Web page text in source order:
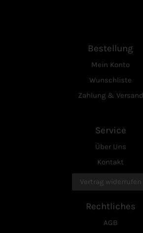
Bestellung
Mein Konto
Wunschliste
Zahlung & Versand
Service
Über Uns
Kontakt
Vertrag widerrufen
Rechtliches
AGB